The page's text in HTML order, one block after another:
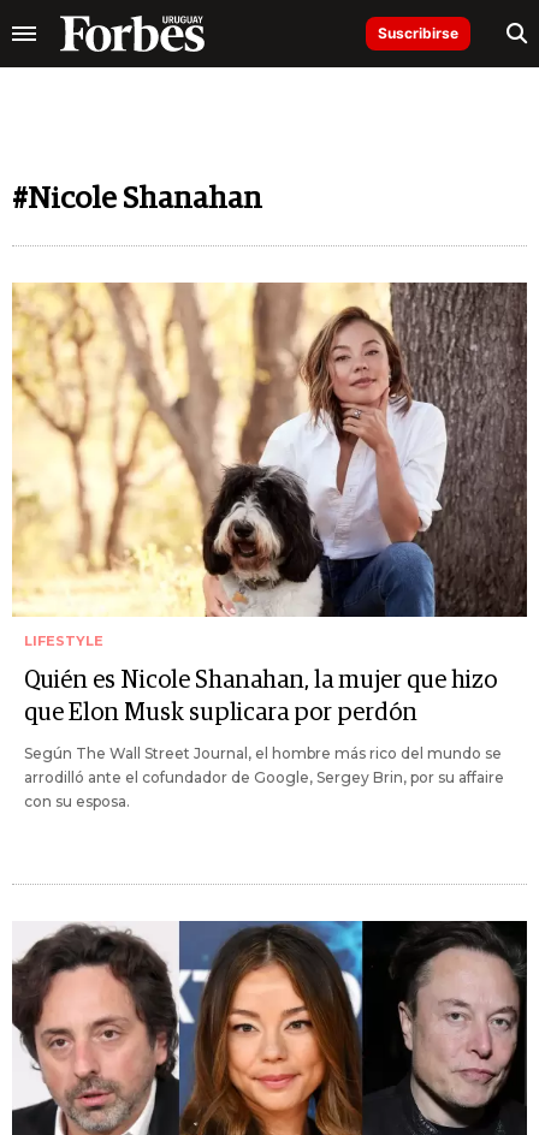
Suscribirse
#Nicole Shanahan
LIFESTYLE
Quién es Nicole Shanahan, la mujer que hizo
que Elon Musk suplicara por perdón
Según The Wall Street Journal, el hombre más rico del mundo se
arrodilló ante el cofundador de Google, Sergey Brin, por su affaire
con su esposa.